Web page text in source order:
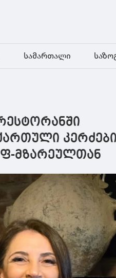
სამართალი
მზარეულთან